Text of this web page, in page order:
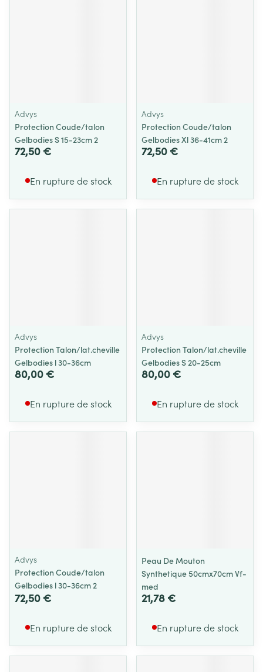
Advys
Protection Coude/talon
Gelbodies S 15-23cm 2
72,50 €
En rupture de stock
Advys
Protection Coude/talon
Gelbodies Xl 36-41cm 2
72,50 €
En rupture de stock
Advys
Protection Talon/lat.cheville
Gelbodies l 30-36cm
80,00 €
En rupture de stock
Advys
Protection Talon/lat.cheville
Gelbodies S 20-25cm
80,00 €
En rupture de stock
Advys
Protection Coude/talon
Gelbodies l 30-36cm 2
72,50 €
En rupture de stock
Peau De Mouton
Synthetique 50cmx70cm Vf-
med
21,78 €
En rupture de stock